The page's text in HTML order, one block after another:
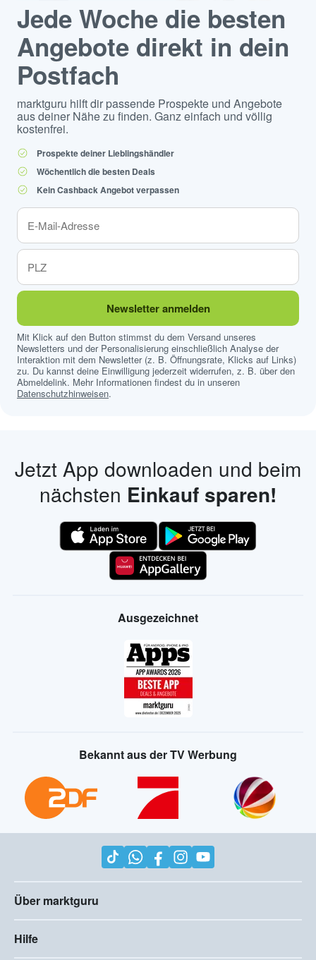
Jede Woche die besten
Angebote direkt in dein
Postfach
marktguru hilft dir passende Prospekte und Angebote
aus deiner Nähe zu finden. Ganz einfach und völlig
kostenfrei.
Prospekte deiner Lieblingshändler
Wöchentlich die besten Deals
Kein Cashback Angebot verpassen
Newsletter anmelden
Mit Klick auf den Button stimmst du dem Versand unseres
Newsletters und der Personalisierung einschließlich Analyse der
Interaktion mit dem Newsletter (z. B. Öffnungsrate, Klicks auf Links)
zu. Du kannst deine Einwilligung jederzeit widerrufen, z. B. über den
Abmeldelink. Mehr Informationen findest du in unseren
Datenschutzhinweisen.
Jetzt App downloaden und beim
nächsten Einkauf sparen!
Ausgezeichnet
Bekannt aus der TV Werbung
Über marktguru
Hilfe